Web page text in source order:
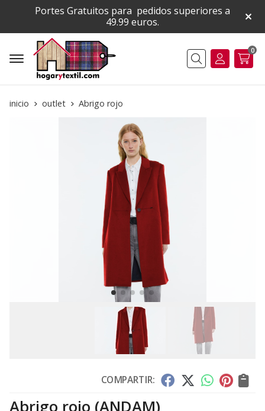
Portes Gratuitos para pedidos superiores a
49.99 euros.
Buscar
0
inicio outlet Abrigo rojo
COMPARTIR:
Abrigo rojo (ANDAM)